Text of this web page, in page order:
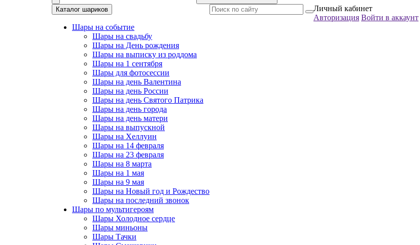
Каталог шариков
Шары на событие
Шары на свадьбу
Шары на День рождения
Шары на выписку из роддома
Шары на 1 сентября
Шары для фотосессии
Шары на день Валентина
Шары на день России
Шары на день Святого Патрика
Шары на день города
Шары на день матери
Шары на выпускной
Шары на Хеллуин
Шары на 14 февраля
Шары на 23 февраля
Шары на 8 марта
Шары на 1 мая
Шары на 9 мая
Шары на Новый год и Рождество
Шары на последний звонок
Шары по мультигероям
Шары Холодное сердце
Шары миньоны
Шары Тачки
Личный кабинет
Авторизация Войти в аккаунт